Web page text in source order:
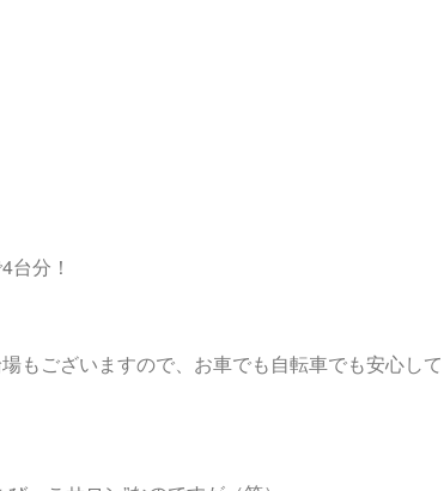
台分！
もございますので、お車でも自転車でも安心して